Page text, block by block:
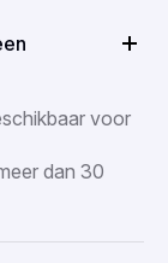
voor
dan 30